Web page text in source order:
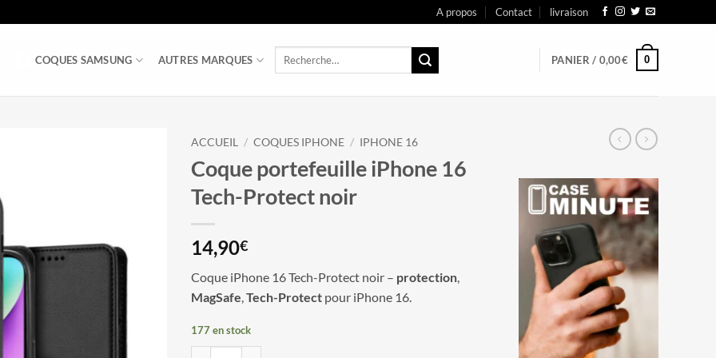
A propos Contact livraison
COQUES SAMSUNG AUTRES MARQUES
Recherche
PANIER / 0,00€ 0
ACCUEIL / COQUES IPHONE / IPHONE 16
Coque portefeuille iPhone 16
Tech-Protect noir
14,90€
Coque iPhone 16 Tech-Protect noir – protection
MagSafe Tech-Protect pour iPhone 16.
177 en stock